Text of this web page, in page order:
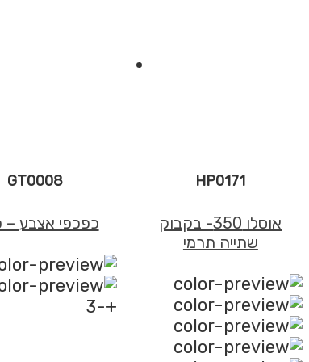
HP0171
אוסלו 350- בקבוק
שתייה תרמי
GT0008
כפכפי אצבע –
+-3